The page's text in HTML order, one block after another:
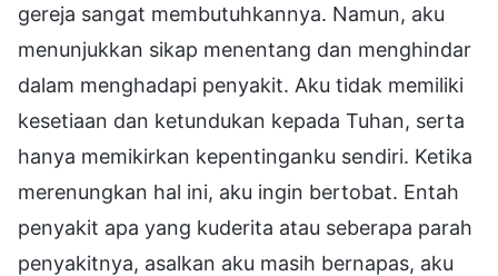
gereja sangat membutuhkannya. Namun, aku
menunjukkan sikap menentang dan menghindar
dalam menghadapi penyakit. Aku tidak memiliki
kesetiaan dan ketundukan kepada Tuhan, serta
hanya memikirkan kepentinganku sendiri. Ketika
merenungkan hal ini, aku ingin bertobat. Entah
penyakit apa yang kuderita atau seberapa parah
penyakitnya, asalkan aku masih bernapas, aku